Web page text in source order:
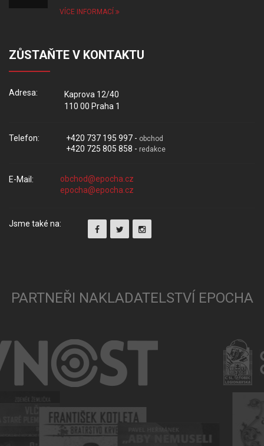
VÍCE INFORMACÍ
ZŮSTAŇTE V KONTAKTU
Adresa:
Kaprova 12/40
110 00 Praha 1
Telefon: +420 737 195 997 - obchod
+420 725 805 858 - redakce
E-Mail:
Jsme také na:
PARTNEŘI NAKLADATELSTVÍ EPOCHA